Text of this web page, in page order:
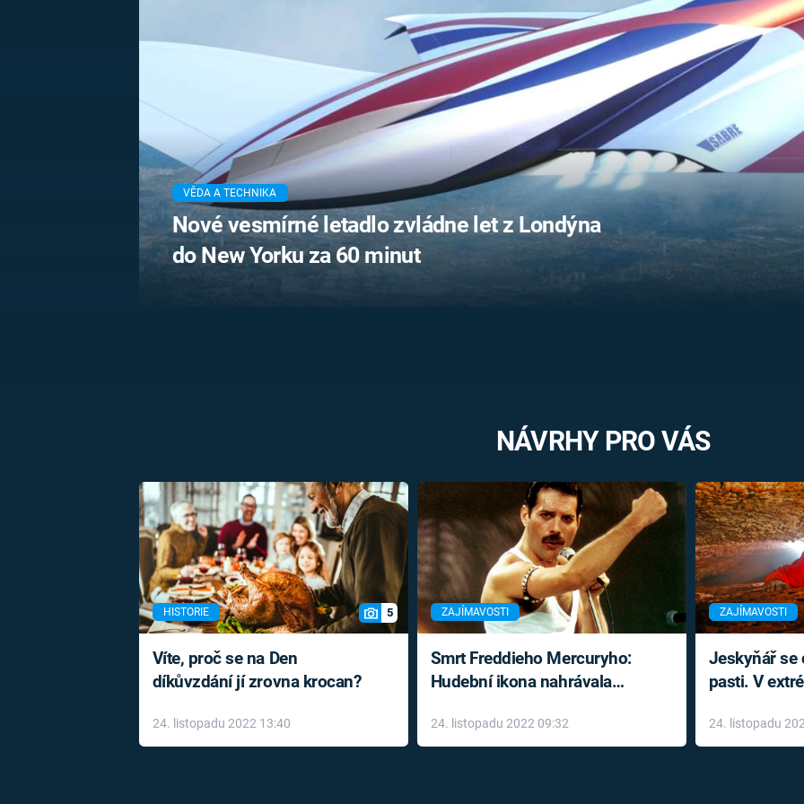
PRVNÍ SVĚTOVÁ
BONAPARTE
BRITSKÁ
KRÁLOVSKÁ
RODINA
UFO A
MIMOZEMŠŤANÉ
UTAJENÉ PŘÍBĚHY
ČESKÝCH DĚJIN
ALTERNATIVNÍ
HISTORIE
FILMY
REALITA
HORORY
REALITA
OPTICKÉ
KLAMY
VĚDA A TECHNIKA
Nové vesmírné letadlo zvládne let z Londýna
do New Yorku za 60 minut
NÁVRHY PRO VÁS
HISTORIE 5
Víte, proč se na Den
díkůvzdání jí zrovna krocan?
24. listopadu 2022 13:40
ZAJÍMAVOSTI
Smrt Freddieho Mercuryho:
Hudební ikona nahrávala
léky
24. listopadu 2022 09:32
ZAJÍMAVOSTI
Jeskyňář se
pasti. V
24. listopadu